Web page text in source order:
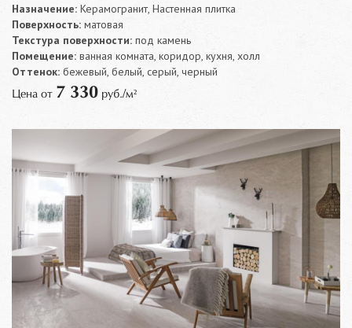
Назначение: Керамогранит, Настенная плитка
Поверхность: матовая
Текстура поверхности: под камень
Помещение: ванная комната, коридор, кухня, холл
Оттенок: бежевый, белый, серый, черный
Цена от 7 330 руб./м²